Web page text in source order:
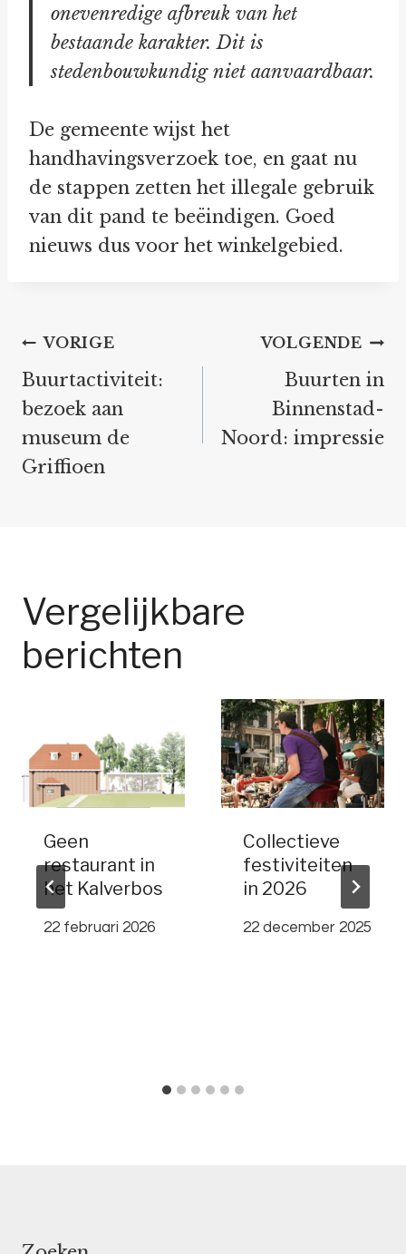
onevenredige afbreuk van het
bestaande karakter. Dit is
stedenbouwkundig niet aanvaardbaar.
De gemeente wijst het
handhavingsverzoek toe, en gaat nu
de stappen zetten het illegale gebruik
van dit pand te beëindigen. Goed
nieuws dus voor het winkelgebied.
Bericht
navigatie
VORIGE
Buurtactiviteit:
bezoek aan
museum de
Griffioen
VOLGENDE
Buurten in
Binnenstad-
Noord: impressie
Vergelijkbare
berichten
Geen
restaurant in
het Kalverbos
22 februari 2026
Collectieve
festiviteiten
in 2026
22 december 2025